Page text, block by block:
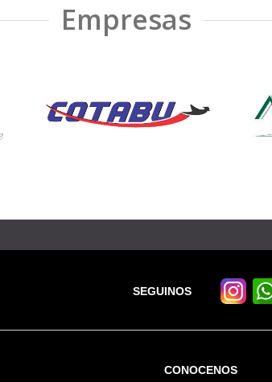
Empresas
SEGUINOS
CONOCENOS